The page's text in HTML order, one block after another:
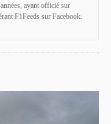
ayant officié sur
F1Feeds sur Facebook.